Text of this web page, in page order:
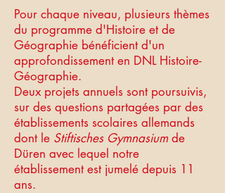
Pour chaque niveau, plusieurs thèmes
du programme d'Histoire et de
Géographie bénéficient d'un
approfondissement en DNL Histoire-
Géographie.
Deux projets annuels sont poursuivis,
sur des questions partagées par des
établissements scolaires allemands
dont le Stiftisches Gymnasiumde
Düren avec lequel notre
établissement est jumelé depuis 11
ans.